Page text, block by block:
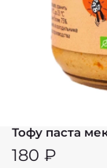
Тофу паста
180 ₽